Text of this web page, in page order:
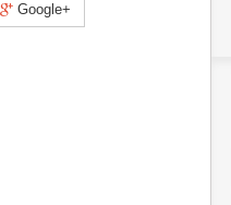
Google+